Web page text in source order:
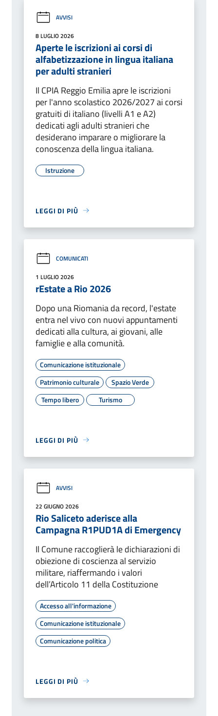
AVVISI
8 LUGLIO 2026
Aperte le iscrizioni ai corsi di
alfabetizzazione in lingua italiana
per adulti stranieri
Il CPIA Reggio Emilia apre le iscrizioni
per l'anno scolastico 2026/2027 ai corsi
gratuiti di italiano (livelli A1 e A2)
dedicati agli adulti stranieri che
desiderano imparare o migliorare la
conoscenza della lingua italiana.
Istruzione
LEGGI DI PIÙ
COMUNICATI
1 LUGLIO 2026
rEstate a Rio 2026
Dopo una Riomania da record, l'estate
entra nel vivo con nuovi appuntamenti
dedicati alla cultura, ai giovani, alle
famiglie e alla comunità.
Comunicazione istituzionale
Patrimonio culturale
Spazio Verde
Tempo libero
Turismo
LEGGI DI PIÙ
AVVISI
22 GIUGNO 2026
Rio Saliceto aderisce alla
Campagna R1PUD1A di Emergency
Il Comune raccoglierà le dichiarazioni di
obiezione di coscienza al servizio
militare, riaffermando i valori
dell’Articolo 11 della Costituzione
Accesso all'informazione
Comunicazione istituzionale
Comunicazione politica
LEGGI DI PIÙ